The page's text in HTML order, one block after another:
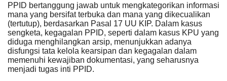
PPID bertanggung jawab untuk mengkategorikan informasi
mana yang bersifatterbuka dan mana yang dikecualikan
(tertutup), berdasarkan Pasal 17 UU KIP. Dalam kasus
sengketa, kegagalan PPID, seperti dalam kasus KPU yang
diduga menghilangkan arsip, menunjukkan adanya
disfungsi tata kelola kearsipan dan kegagalan dalam
memenuhi kewajiban dokumentasi, yang seharusnya
menjadi tugas inti PPID.